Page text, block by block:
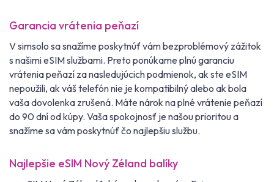
Garancia vrátenia peňazí
V simsolo sa snažíme poskytnúť vám bezproblémový zážitok
s našimi eSIM službami. Preto ponúkame plnú garanciu
vrátenia peňazí za nasledujúcich podmienok, ak ste eSIM
nepoužili, ak váš telefón nie je kompatibilný alebo ak bola
vaša dovolenka zrušená. Máte nárok na plné vrátenie peňazí
do 90 dní od kúpy. Vaša spokojnosť je našou prioritou a
snažíme sa vám poskytnúť čo najlepšiu službu.
Najlepšie eSIM Nový Zéland balíky